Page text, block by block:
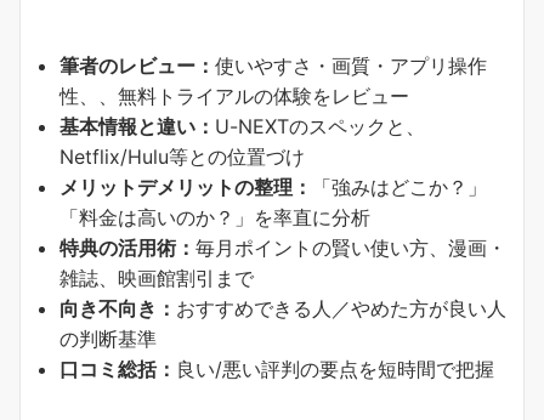
筆者のレビュー： 使いやすさ・画質・アプリ操作
性、、無料トライアルの体験をレビュー
基本情報と違い： U-NEXTのスペックと、
Netflix/Hulu等との位置づけ
メリットデメリットの整理：
「強みはどこか？」
「料金は高いのか？」を率直に分析
特典の活用術： 毎月ポイントの賢い使い方、漫画・
雑誌、映画館割引まで
向き不向き： おすすめできる人／やめた方が良い人
の判断基準
口コミ総括： 良い/悪い評判の要点を短時間で把握